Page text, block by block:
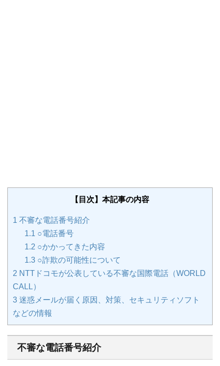
【目次】本記事の内容
1 不審な電話番号紹介
1.1 ○電話番号
1.2 ○かかってきた内容
1.3 ○詐欺の可能性について
2 NTTドコモが公表している不審な国際電話（WORLD
CALL）
3 迷惑メールが届く原因、対策、セキュリティソフト
などの情報
不審な電話番号紹介